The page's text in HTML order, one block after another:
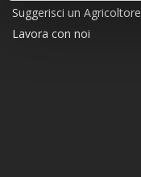
Suggerisci un Agricoltore
Lavora con noi